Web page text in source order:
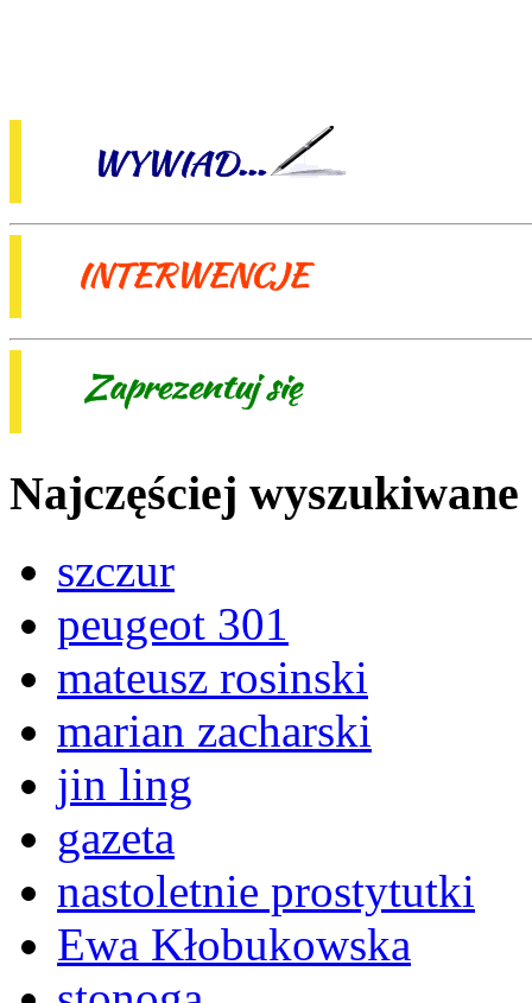
Najczęściej wyszukiwane
szczur
peugeot 301
mateusz rosinski
marian zacharski
jin ling
gazeta
nastoletnie prostytutki
Ewa Kłobukowska